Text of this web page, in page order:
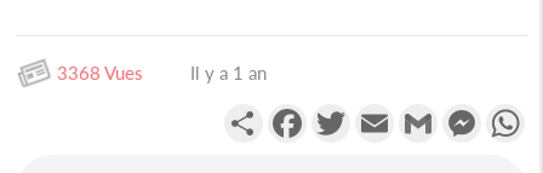
3368 Vues Il y a 1 an
PartagerFacebookTwitterEmail Gmail